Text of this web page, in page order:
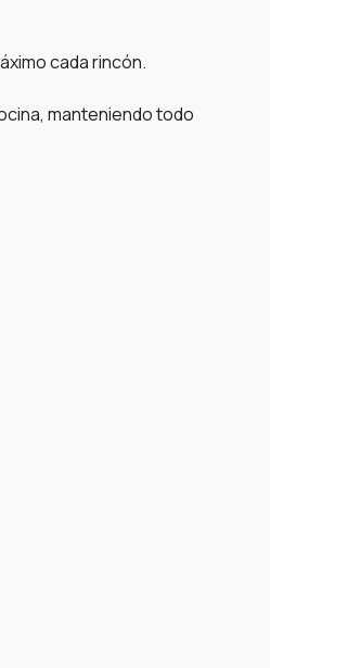
cada rincón.
manteniendo todo